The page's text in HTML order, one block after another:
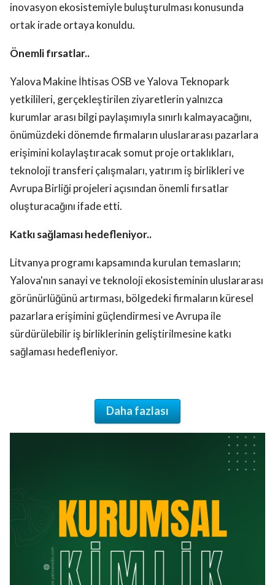
inovasyon ekosistemiyle buluşturulması konusunda
ortak irade ortaya konuldu.
Önemli fırsatlar..
Yalova Makine İhtisas OSB ve Yalova Teknopark
yetkilileri, gerçekleştirilen ziyaretlerin yalnızca
kurumlar arası bilgi paylaşımıyla sınırlı kalmayacağını,
önümüzdeki dönemde firmaların uluslararası pazarlara
erişimini kolaylaştıracak somut proje ortaklıkları,
teknoloji transferi çalışmaları, yatırım iş birlikleri ve
Avrupa Birliği projeleri açısından önemli fırsatlar
oluşturacağını ifade etti.
Katkı sağlaması hedefleniyor..
Litvanya programı kapsamında kurulan temasların;
Yalova'nın sanayi ve teknoloji ekosisteminin uluslararası
görünürlüğünü artırması, bölgedeki firmaların küresel
pazarlara erişimini güçlendirmesi ve Avrupa ile
sürdürülebilir iş birliklerinin geliştirilmesine katkı
sağlaması hedefleniyor.
Daha fazlası